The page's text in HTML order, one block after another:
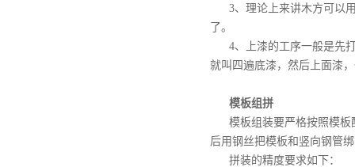
3、理论上来讲木方可以
了。
4、上漆的工序一般是先
就叫四遍底漆，然后上面漆
模板组拼
模板组装要严格按照模
后用钢丝把模板和竖向钢管
拼装的精度要求如下：